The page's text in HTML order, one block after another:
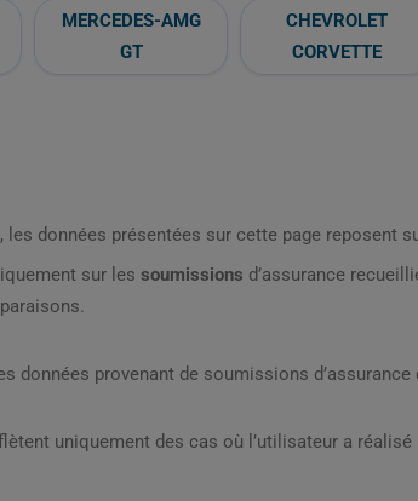
MERCEDES-AMG
GT
CHEVROLET
CORVETTE
données présentées sur cette page reposent
sur les soumissions d’assurance
données provenant de soumissions
uniquement des cas où l’utilisateur a